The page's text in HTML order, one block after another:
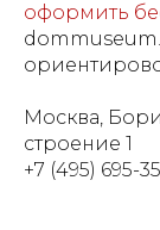
оформить
Москва,
строение 1
+7 (495) 695-